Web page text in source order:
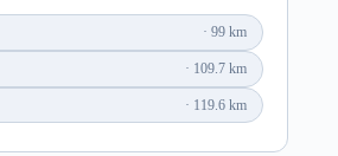
99 km
109.7 km
119.6 km